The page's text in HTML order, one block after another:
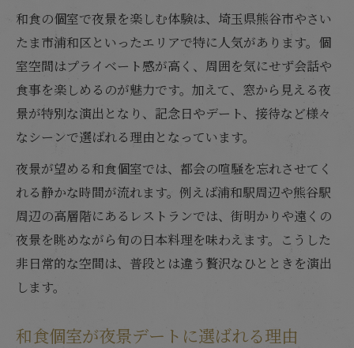
和食の個室で夜景を楽しむ体験は、埼玉県熊谷市やさい
たま市浦和区といったエリアで特に人気があります。個
室空間はプライベート感が高く、周囲を気にせず会話や
食事を楽しめるのが魅力です。加えて、窓から見える夜
景が特別な演出となり、記念日やデート、接待など様々
なシーンで選ばれる理由となっています。
夜景が望める和食個室では、都会の喧騒を忘れさせてく
れる静かな時間が流れます。例えば浦和駅周辺や熊谷駅
周辺の高層階にあるレストランでは、街明かりや遠くの
夜景を眺めながら旬の日本料理を味わえます。こうした
非日常的な空間は、普段とは違う贅沢なひとときを演出
します。
和食個室が夜景デートに選ばれる理由